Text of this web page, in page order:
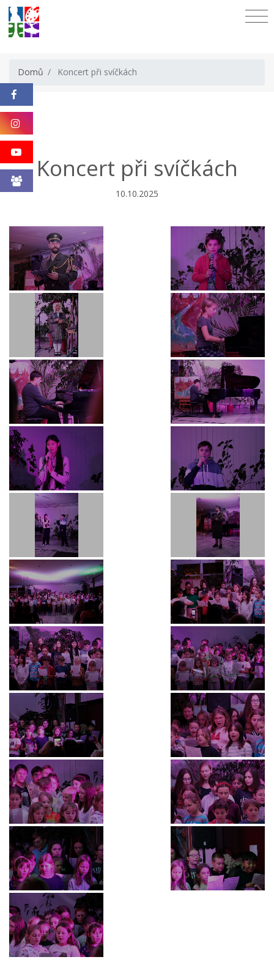
Domů Koncert při svíčkách
Koncert při svíčkách
10.10.2025